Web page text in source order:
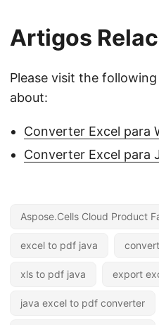
Artigos
Please visit the
about:
Converter Excel para
Converter Excel para
Aspose.Cells Cloud Product
excel to pdf java
xls to pdf java export
java excel to pdf converter